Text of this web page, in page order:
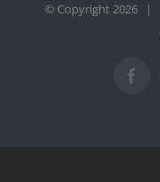
© Copyright2026 |